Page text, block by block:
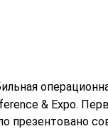
& Expo.
презентовано